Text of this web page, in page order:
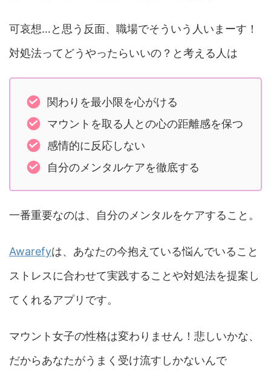
可哀想…と思う反面、職場でそういう人いまーす！
対処法ってどうやったらいいの？と考える人は
関わりを最小限を心がける
マウントを取る人との心の距離感を保つ
感情的に反応しない
自分のメンタルケアを徹底する
一番重要なのは、自分のメンタルをケアすること。
Awarefyは、あなたの今抱えている悩んでいること
ストレスに合わせて実践することや対処法を提案し
てくれるアプリです。
マウント女子の性格は変わりません！悲しいかな、
だからあなたがうまく受け流すしかないんで